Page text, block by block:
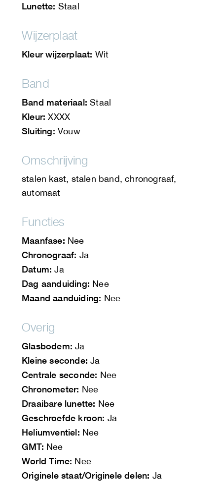
Lunette: Staal
Wijzerplaat
Kleur wijzerplaat: Wit
Band
Band materiaal: Staal
Kleur: XXXX
Sluiting: Vouw
Omschrijving
stalen kast, stalen band, chronograaf,
automaat
Functies
Maanfase: Nee
Chronograaf: Ja
Datum: Ja
Dag aanduiding: Nee
Maand aanduiding: Nee
Overig
Glasbodem: Ja
Kleine seconde: Ja
Centrale seconde: Nee
Chronometer: Nee
Draaibare lunette: Nee
Geschroefde kroon: Ja
Heliumventiel: Nee
GMT: Nee
World Time: Nee
Originele staat/Originele delen: Ja